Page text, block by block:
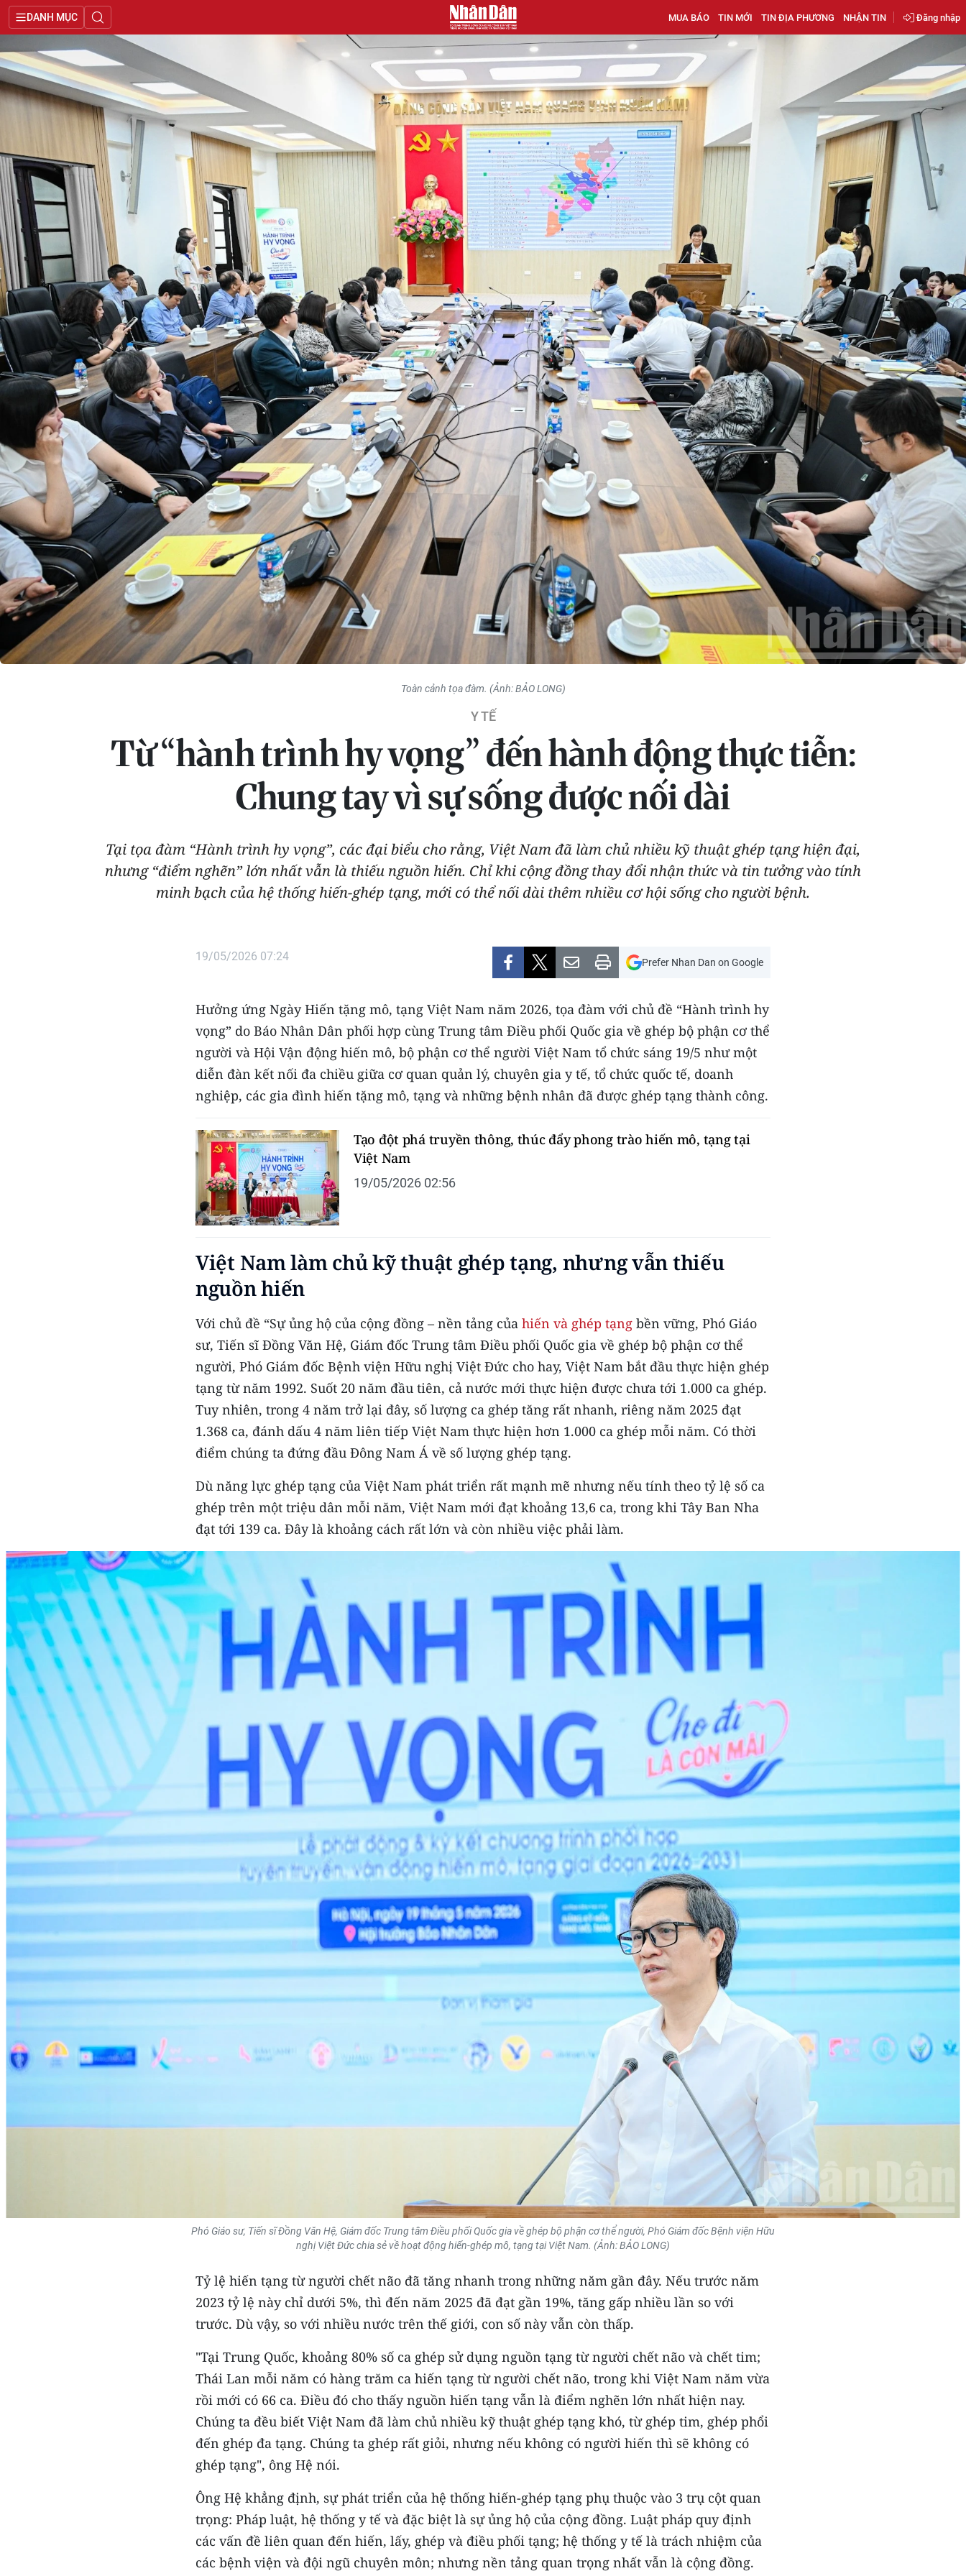
DANH MỤC MUA BÁO TIN MỚI TIN ĐỊA PHƯƠNG NHẬN TIN Đăng nhập
Toàn cảnh tọa đàm. (Ảnh: BẢO LONG)
Y TẾ
Từ “hành trình hy vọng” đến hành động thực tiễn:
Chung tay vì sự sống được nối dài
Tại tọa đàm “Hành trình hy vọng”, các đại biểu cho rằng, Việt Nam đã làm chủ nhiều kỹ thuật ghép tạng hiện đại,
nhưng “điểm nghẽn” lớn nhất vẫn là thiếu nguồn hiến. Chỉ khi cộng đồng thay đổi nhận thức và tin tưởng vào tính
minh bạch của hệ thống hiến-ghép tạng, mới có thể nối dài thêm nhiều cơ hội sống cho người bệnh.
19/05/2026 07:24 Prefer Nhan Dan on Google
Hưởng ứng Ngày Hiến tặng mô, tạng Việt Nam năm 2026, tọa đàm với chủ đề “Hành trình hy
vọng” do Báo Nhân Dân phối hợp cùng Trung tâm Điều phối Quốc gia về ghép bộ phận cơ thể
người và Hội Vận động hiến mô, bộ phận cơ thể người Việt Nam tổ chức sáng 19/5 như một
diễn đàn kết nối đa chiều giữa cơ quan quản lý, chuyên gia y tế, tổ chức quốc tế, doanh
nghiệp, các gia đình hiến tặng mô, tạng và những bệnh nhân đã được ghép tạng thành công.
Tạo đột phá truyền thông, thúc đẩy phong trào hiến mô, tạng tại
Việt Nam
19/05/2026 02:56
Việt Nam làm chủ kỹ thuật ghép tạng, nhưng vẫn thiếu
nguồn hiến
Với chủ đề “Sự ủng hộ của cộng đồng – nền tảng của hiến và ghép tạng bền vững, Phó Giáo
sư, Tiến sĩ Đồng Văn Hệ, Giám đốc Trung tâm Điều phối Quốc gia về ghép bộ phận cơ thể
người, Phó Giám đốc Bệnh viện Hữu nghị Việt Đức cho hay, Việt Nam bắt đầu thực hiện ghép
tạng từ năm 1992. Suốt 20 năm đầu tiên, cả nước mới thực hiện được chưa tới 1.000 ca ghép.
Tuy nhiên, trong 4 năm trở lại đây, số lượng ca ghép tăng rất nhanh, riêng năm 2025 đạt
1.368 ca, đánh dấu 4 năm liên tiếp Việt Nam thực hiện hơn 1.000 ca ghép mỗi năm. Có thời
điểm chúng ta đứng đầu Đông Nam Á về số lượng ghép tạng.
Dù năng lực ghép tạng của Việt Nam phát triển rất mạnh mẽ nhưng nếu tính theo tỷ lệ số ca
ghép trên một triệu dân mỗi năm, Việt Nam mới đạt khoảng 13,6 ca, trong khi Tây Ban Nha
đạt tới 139 ca. Đây là khoảng cách rất lớn và còn nhiều việc phải làm.
Phó Giáo sư, Tiến sĩ Đồng Văn Hệ, Giám đốc Trung tâm Điều phối Quốc gia về ghép bộ phận cơ thể người, Phó Giám đốc Bệnh viện Hữu
nghị Việt Đức chia sẻ về hoạt động hiến-ghép mô, tạng tại Việt Nam. (Ảnh: BẢO LONG)
Tỷ lệ hiến tạng từ người chết não đã tăng nhanh trong những năm gần đây. Nếu trước năm
2023 tỷ lệ này chỉ dưới 5%, thì đến năm 2025 đã đạt gần 19%, tăng gấp nhiều lần so với
trước. Dù vậy, so với nhiều nước trên thế giới, con số này vẫn còn thấp.
"Tại Trung Quốc, khoảng 80% số ca ghép sử dụng nguồn tạng từ người chết não và chết tim;
Thái Lan mỗi năm có hàng trăm ca hiến tạng từ người chết não, trong khi Việt Nam năm vừa
rồi mới có 66 ca. Điều đó cho thấy nguồn hiến tạng vẫn là điểm nghẽn lớn nhất hiện nay.
Chúng ta đều biết Việt Nam đã làm chủ nhiều kỹ thuật ghép tạng khó, từ ghép tim, ghép phổi
đến ghép đa tạng. Chúng ta ghép rất giỏi, nhưng nếu không có người hiến thì sẽ không có
ghép tạng", ông Hệ nói.
Ông Hệ khẳng định, sự phát triển của hệ thống hiến-ghép tạng phụ thuộc vào 3 trụ cột quan
trọng: Pháp luật, hệ thống y tế và đặc biệt là sự ủng hộ của cộng đồng. Luật pháp quy định
các vấn đề liên quan đến hiến, lấy, ghép và điều phối tạng; hệ thống y tế là trách nhiệm của
các bệnh viện và đội ngũ chuyên môn; nhưng nền tảng quan trọng nhất vẫn là cộng đồng.